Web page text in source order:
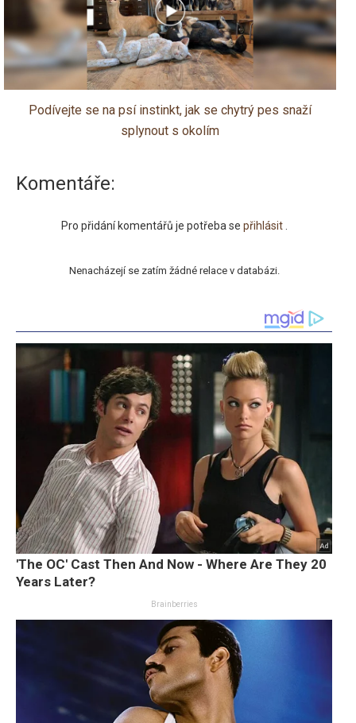
Podívejte se na psí instinkt, jak se chytrý pes snaží
splynout s okolím
Komentáře:
Pro přidání komentářů je potřeba se přihlásit
Nenacházejí se zatím žádné relace v databázi.